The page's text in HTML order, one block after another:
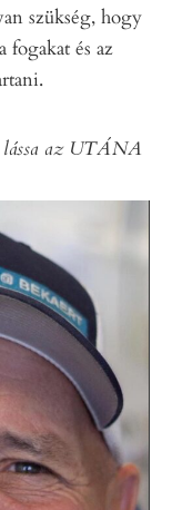
szükség, hogy
fogakat és az
lássa az UTÁNA